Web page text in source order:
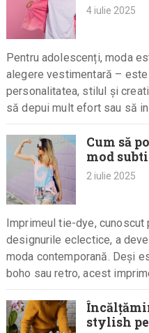
4 iulie 2025
Pentru adolescenți, moda
alegere vestimentară –
personalitatea, stilul și
să depui mult efort sau să
Cum să
mod
2 iulie 2025
Imprimeul tie-dye,
designurile eclectice, a
moda contemporană. Deși
boho sau retro, acest
stylish